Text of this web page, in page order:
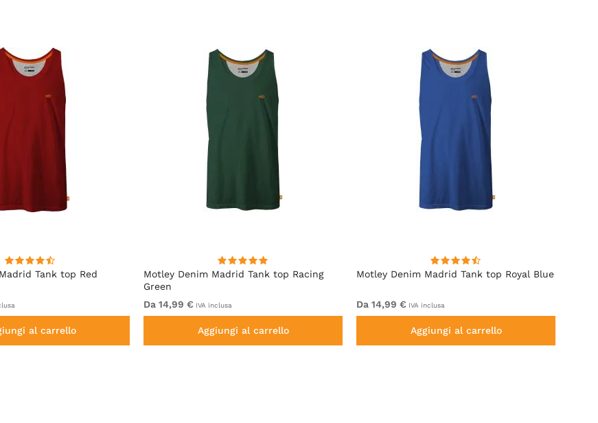
Tank top Red
al carrello
Motley Denim Madrid Tank top Racing
Green
Da 14,99 € IVA inclusa
Aggiungi al carrello
Motley Denim Madrid Tank top Royal Blue
Da 14,99 € IVA inclusa
Aggiungi al carrello